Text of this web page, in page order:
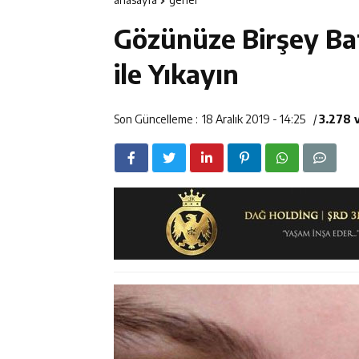
Kemah
14:22 30 İlde Deaş
14:26 Geleceğin
Gözünüze Birşey
ile Yıkayın
Son Güncelleme : 18 Aralık 2019 - 14:25 /3.278